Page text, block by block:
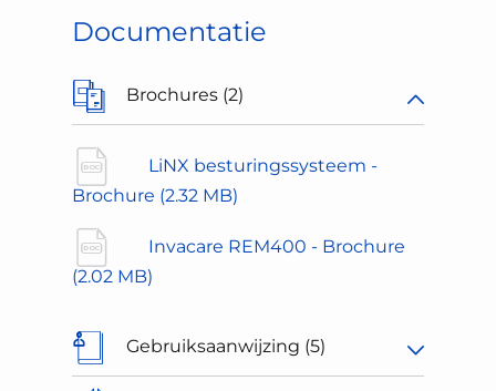
Documentatie
Brochures (2)
LiNX besturingssysteem -
Brochure (2.32 MB)
Invacare REM400 - Brochure
(2.02 MB)
Gebruiksaanwijzing (5)